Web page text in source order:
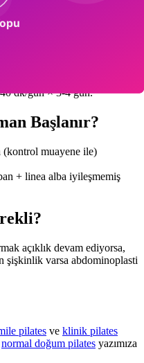
dk/gün × 3-4 gün.
dk/gün × 3-4 gün.
Başlanır?
(kontrol muayene ile)
+ linea alba iyileşmemiş
açıklık devam ediyorsa,
şişkinlik varsa abdominoplasti
pilates ve klinik pilates
normal doğum pilates yazımıza